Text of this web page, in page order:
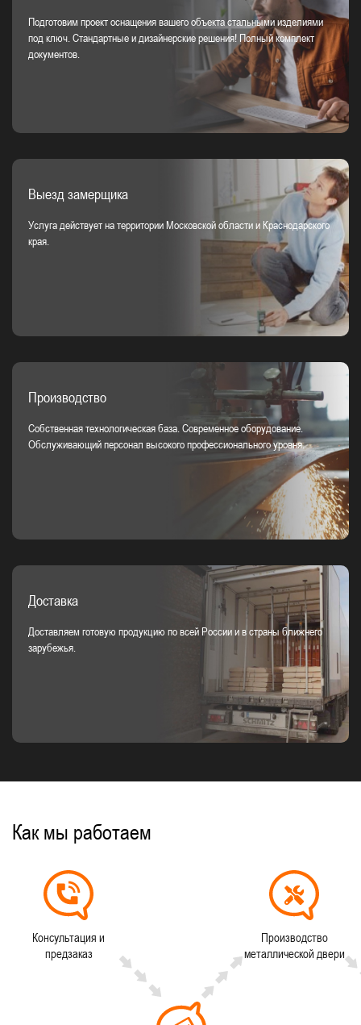
Подготовим проект оснащения вашего объекта стальными изделиями
под ключ. Стандартные и дизайнерские решения! Полный комплект
документов.
Выезд замерщика
Услуга действует на территории Московской области и Краснодарского
края.
Производство
Собственная технологическая база. Современное оборудование.
Обслуживающий персонал высокого профессионального уровня.
Доставка
Доставляем готовую продукцию по всей России и в страны ближнего
зарубежья.
Как мы работаем
Консультация и
предзаказ
Производство
металлической двери